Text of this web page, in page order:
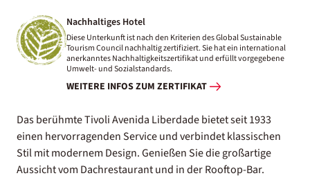
Nachhaltiges Hotel
Diese Unterkunft ist nach den Kriterien des Global Sustainable
Tourism Council nachhaltig zertifiziert. Sie hat ein international
anerkanntes Nachhaltigkeitszertifikat und erfüllt vorgegebene
Umwelt- und Sozialstandards.
WEITERE INFOS ZUM ZERTIFIKAT
Das berühmte Tivoli Avenida Liberdade bietet seit 1933
einen hervorragenden Service und verbindet klassischen
Stil mit modernem Design. Genießen Sie die großartige
Aussicht vom Dachrestaurant und in der Rooftop-Bar.